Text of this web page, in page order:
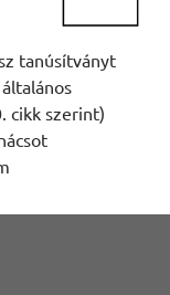
tanúsítványt
cikk szerint)